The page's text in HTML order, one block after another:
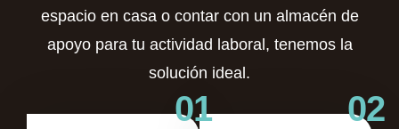
espacio en casa o contar con un almacén de
apoyo para tu actividad laboral, tenemos la
solución ideal.
01 02